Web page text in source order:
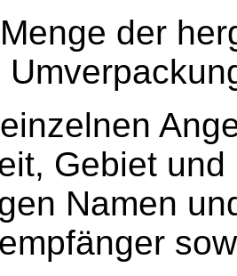
der
Gebiet
Namen